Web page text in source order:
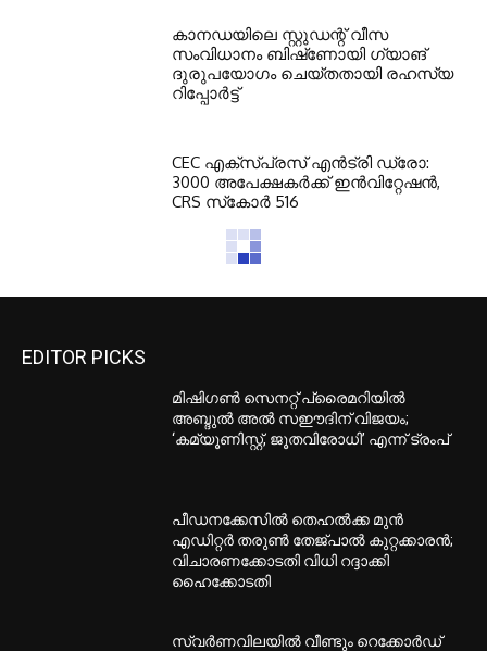
കാനഡയിലെ സ്റ്റുഡന്റ് വീസ
സംവിധാനം ബിഷ്‌ണോയി ഗ്യാങ്
ദുരുപയോഗം ചെയ്തതായി രഹസ്യ
റിപ്പോർട്ട്
CEC എക്‌സ്പ്രസ് എന്‍ട്രി ഡ്രോ:
3000 അപേക്ഷകര്‍ക്ക് ഇന്‍വിറ്റേഷന്‍,
CRS സ്‌കോര്‍ 516
EDITOR PICKS
മിഷിഗൺ സെനറ്റ് പ്രൈമറിയിൽ
അബ്ദുൽ അൽ സഈദിന് വിജയം;
‘കമ്യൂണിസ്റ്റ്, ജൂതവിരോധി’ എന്ന് ട്രംപ്
പീഡനക്കേസിൽ തെഹൽക്ക മുൻ
എഡിറ്റർ തരുൺ തേജ്പാൽ കുറ്റക്കാരൻ;
വിചാരണക്കോടതി വിധി റദ്ദാക്കി
ഹൈക്കോടതി
സ്വർണവിലയിൽ വീണ്ടും റെക്കോർഡ്